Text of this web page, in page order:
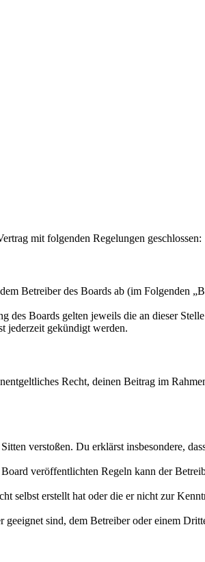
mit folgenden Regelungen geschlossen:
Betreiber des Boards ab (im Folgenden
des Boards gelten jeweils die an dieser
jederzeit gekündigt werden.
Recht, deinen Beitrag im
verstoßen. Du erklärst insbesondere,
veröffentlichten Regeln kann der
erstellt hat oder die er nicht zur
sind, dem Betreiber oder einem